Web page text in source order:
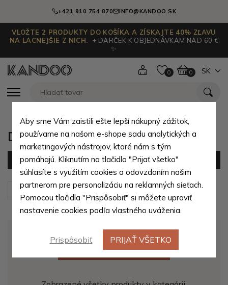
+421 910 754 870 INFO@KANDOO.SK
VLOŽTE 2 PRODUKTY DO KOŠÍKA A ZÍSKAJTE 40% ZĽAVU
NA LACNEJŠIE Z NICH.
+ DARČEK K OBJEDNÁVKAM NAD 60 €
✨
0 0 SK
Detské nohavice pre dievčatá
Filter (0 produktov)
Zoradiť podľa: Predvolené
ZOBRAZIŤ ĎALŠÍCH 20
Aby sme Vám zaistili ešte lepší nákupný zážitok,
používame na našom e-shope sadu analytických a
marketingových nástrojov, ktoré nám s tým
pomáhajú. Kliknutím na tlačidlo "Prijať všetko"
súhlasíte s využitím cookies a odovzdaním našim
partnerom pre personalizáciu na reklamných sieťach.
Pomocou tlačidla "Prispôsobiť" si môžete upraviť
nastavenie cookies podľa vlastného uváženia.
Prispôsobiť PRIJAŤ VŠETKO